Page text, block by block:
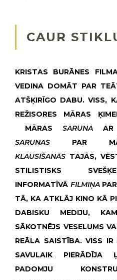
CAUR
KRISTAS BURĀNES
VEDINA DOMĀT PAR
ATŠĶIRĪGO DABU. VISS,
REŽISORES MĀRAS
MĀRAS SARUNA AR
SARUNAS PAR
KLAUSĪŠANĀS TAJĀS,
STILISTISKS
INFORMATĪVĀ FILMIŅA
TĀ, KA ATKLĀJ KINO KĀ
DABISKU MEDIJU,
SĀKOTNĒJS VESELUMS
REĀLA SAISTĪBA. VISS
SAVULAIK PIERĀDĪJA
PADOMJU